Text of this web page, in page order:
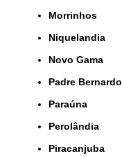
Morrinhos
Niquelandia
Novo Gama
Padre Bernardo
Paraúna
Perolândia
Piracanjuba